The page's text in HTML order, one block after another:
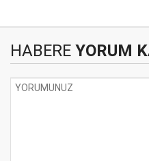
HABERE YORUM